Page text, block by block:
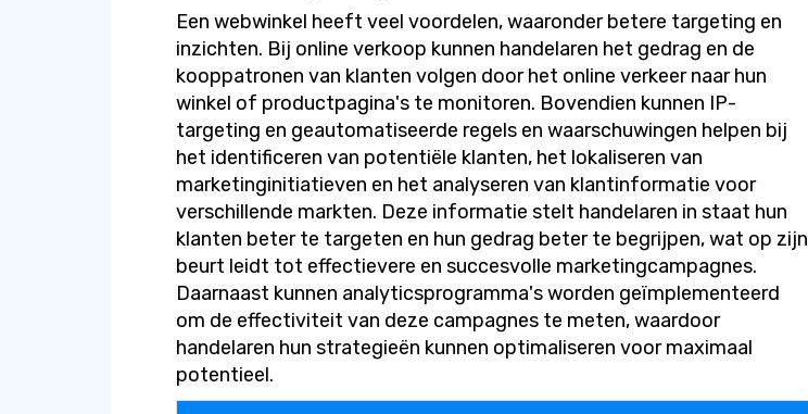
Een webwinkel heeft veel voordelen, waaronder betere targeting en
inzichten. Bij online verkoop kunnen handelaren het gedrag en de
kooppatronen van klanten volgen door het online verkeer naar hun
winkel of productpagina's te monitoren. Bovendien kunnen IP-
targeting en geautomatiseerde regels en waarschuwingen helpen bij
het identificeren van potentiële klanten, het lokaliseren van
marketinginitiatieven en het analyseren van klantinformatie voor
verschillende markten. Deze informatie stelt handelaren in staat hun
klanten beter te targeten en hun gedrag beter te begrijpen, wat op zijn
beurt leidt tot effectievere en succesvolle marketingcampagnes.
Daarnaast kunnen analyticsprogramma's worden geïmplementeerd
om de effectiviteit van deze campagnes te meten, waardoor
handelaren hun strategieën kunnen optimaliseren voor maximaal
potentieel.